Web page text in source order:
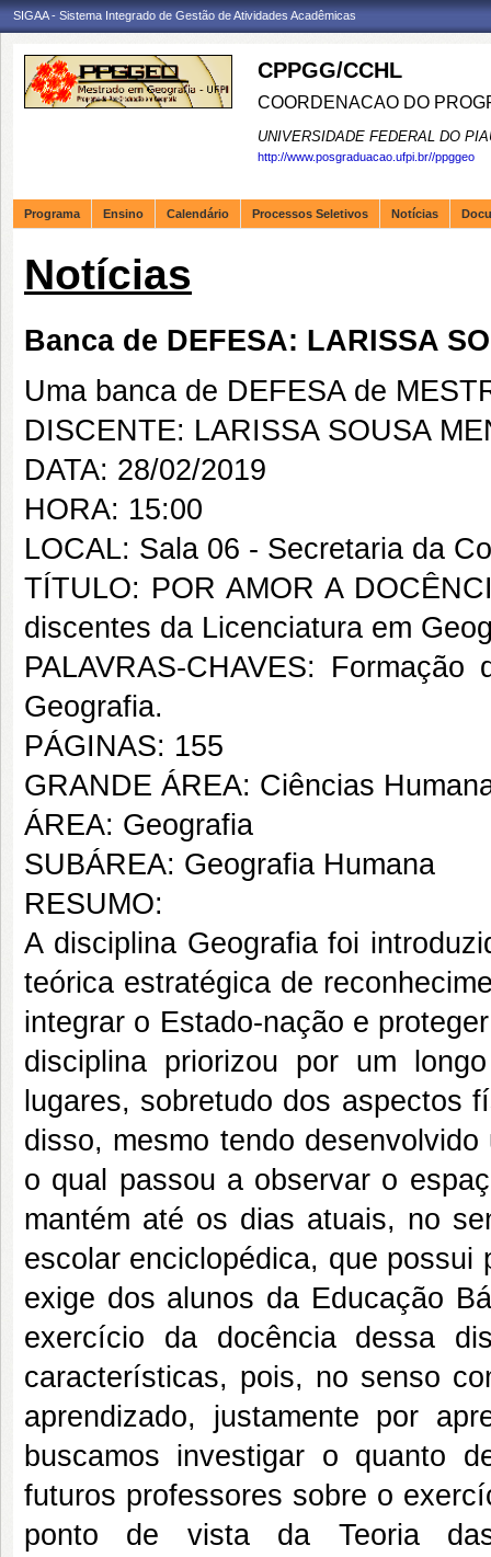
SIGAA - Sistema Integrado de Gestão de Atividades Acadêmicas
CPPGG/CCHL
COORDENACAO DO
UNIVERSIDADE FEDERAL DO
http://www.posgraduacao.ufpi.br//ppggeo
Programa Ensino Calendário Processos Seletivos Notícias
Notícias
Banca de DEFESA: LARISSA
Uma banca de DEFESA de
DISCENTE: LARISSA SOUSA
DATA: 28/02/2019
HORA: 15:00
LOCAL: Sala 06 - Secretaria da
TÍTULO: POR AMOR A
discentes da Licenciatura em
PALAVRAS-CHAVES:
Geografia.
PÁGINAS: 155
GRANDE ÁREA: Ciências
ÁREA: Geografia
SUBÁREA: Geografia Humana
RESUMO:
A disciplina Geografia foi
teórica estratégica de
integrar o Estado-nação e
disciplina priorizou por um
lugares, sobretudo dos aspectos
disso, mesmo tendo
o qual passou a observar o
mantém até os dias atuais, no
escolar enciclopédica, que
exige dos alunos da Educação
exercício da docência dessa
características, pois, no senso
aprendizado, justamente por
buscamos investigar o quanto
futuros professores sobre o
ponto de vista da Teoria